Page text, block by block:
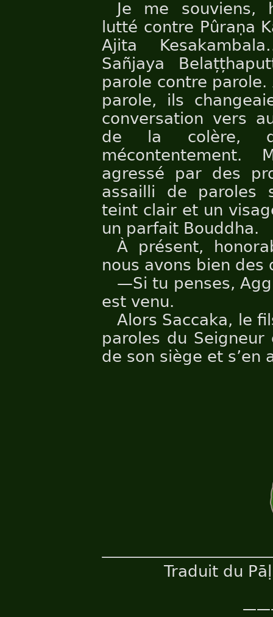
Je me souviens,
lutté contre Pûraṇa
Ajita
Sañjaya
parole contre
parole, ils
conversation vers
de la colère,
mécontentement.
agressé par des
assailli de paroles
teint clair et un
un parfait Bouddha.
À présent,
nous avons bien des
—Si tu penses,
est venu.
Alors Saccaka, le
paroles du
de son siège et s’en
Traduit du